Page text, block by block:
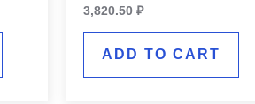
Rated
0
out
3,820.50 ₽
ADD TO CART